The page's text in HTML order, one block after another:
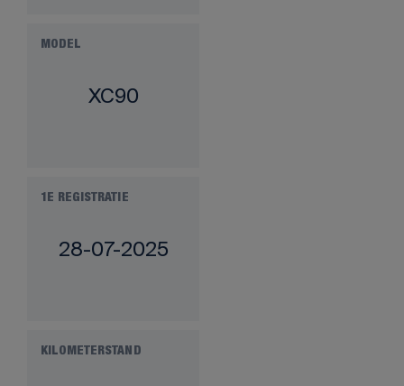
MODEL
XC90
1E REGISTRATIE
28-07-2025
KILOMETERSTAND